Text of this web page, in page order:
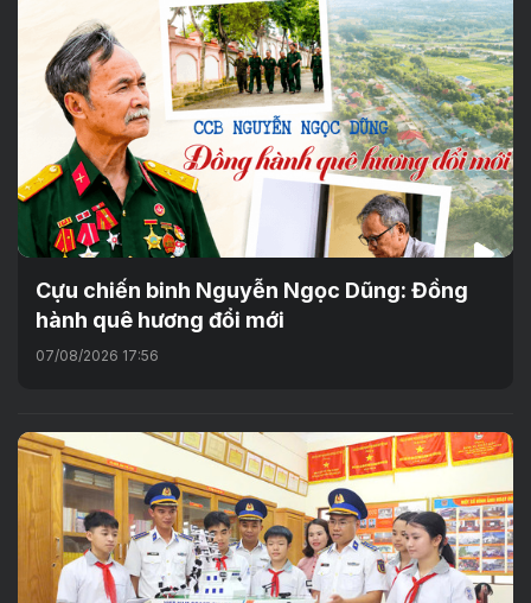
Cựu chiến binh Nguyễn Ngọc Dũng: Đồng
hành quê hương đổi mới
07/08/2026 17:56